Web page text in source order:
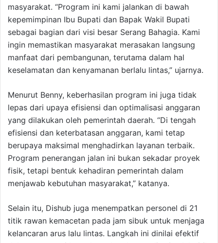
masyarakat. “Program ini kami jalankan di bawah
kepemimpinan Ibu Bupati dan Bapak Wakil Bupati
sebagai bagian dari visi besar Serang Bahagia. Kami
ingin memastikan masyarakat merasakan langsung
manfaat dari pembangunan, terutama dalam hal
keselamatan dan kenyamanan berlalu lintas,” ujarnya.
Menurut Benny, keberhasilan program ini juga tidak
lepas dari upaya efisiensi dan optimalisasi anggaran
yang dilakukan oleh pemerintah daerah. “Di tengah
efisiensi dan keterbatasan anggaran, kami tetap
berupaya maksimal menghadirkan layanan terbaik.
Program penerangan jalan ini bukan sekadar proyek
fisik, tetapi bentuk kehadiran pemerintah dalam
menjawab kebutuhan masyarakat,” katanya.
Selain itu, Dishub juga menempatkan personel di 21
titik rawan kemacetan pada jam sibuk untuk menjaga
kelancaran arus lalu lintas. Langkah ini dinilai efektif